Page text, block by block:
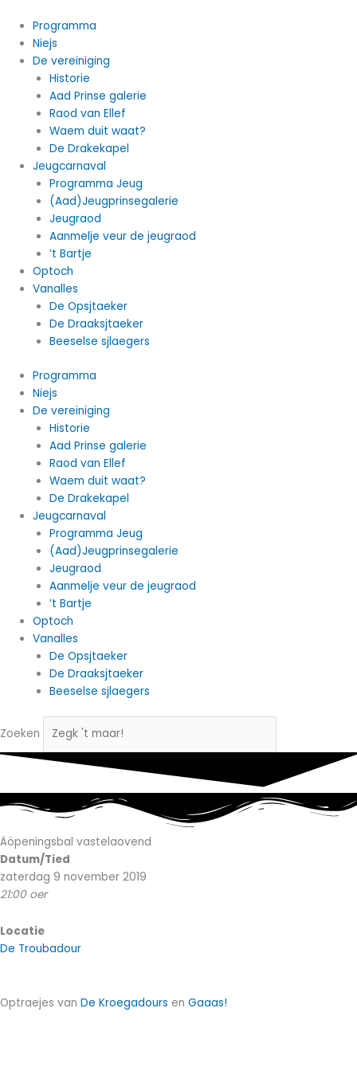
naar
inhoud
Programma
Niejs
De vereiniging
Historie
Aad Prinse galerie
Raod van Ellef
Waem duit waat?
De Drakekapel
Jeugcarnaval
Programma Jeug
(Aad)Jeugprinsegalerie
Jeugraod
Aanmelje veur de jeugraod
’t Bartje
Optoch
Vanalles
De Opsjtaeker
De Draaksjtaeker
Beeselse sjlaegers
Programma
Niejs
De vereiniging
Historie
Aad Prinse galerie
Raod van Ellef
Waem duit waat?
De Drakekapel
Jeugcarnaval
Programma Jeug
(Aad)Jeugprinsegalerie
Jeugraod
Aanmelje veur de jeugraod
’t Bartje
Optoch
Vanalles
De Opsjtaeker
De Draaksjtaeker
Beeselse sjlaegers
Zoeken
Äöpeningsbal vastelaovend
Datum/Tied
zaterdag 9 november 2019
21:00 oer
Locatie
De Troubadour
Optraejes van De Kroegadours en Gaaas!